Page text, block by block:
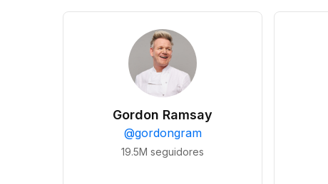
Gordon Ramsay
@gordongram
19.5M seguidores